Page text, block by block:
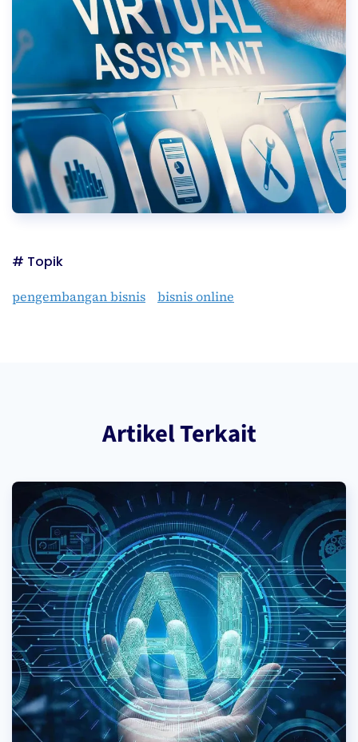
# Topik
pengembangan bisnis bisnis online
Artikel Terkait